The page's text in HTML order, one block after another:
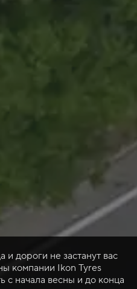
и дороги не застанут вас
компании Ikon Tyres
с начала весны и до конца